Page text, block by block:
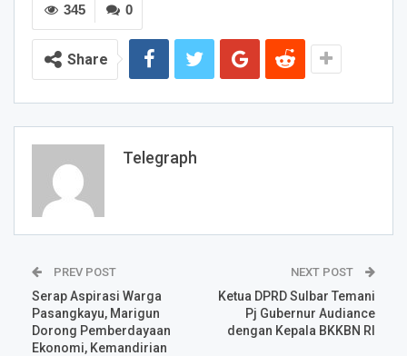
0
345
Share
Telegraph
PREV POST
Serap Aspirasi Warga
Pasangkayu, Marigun
Dorong Pemberdayaan
Ekonomi, Kemandirian
NEXT POST
Ketua DPRD Sulbar Temani
Pj Gubernur Audiance
dengan Kepala BKKBN RI